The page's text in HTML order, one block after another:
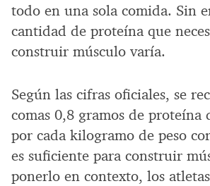
todo en una sola comida. Sin
cantidad de proteína que
construir músculo varía.
Según las cifras oficiales, se
comas 0,8 gramos de proteína
por cada kilogramo de peso
es suficiente para construir
ponerlo en contexto, los